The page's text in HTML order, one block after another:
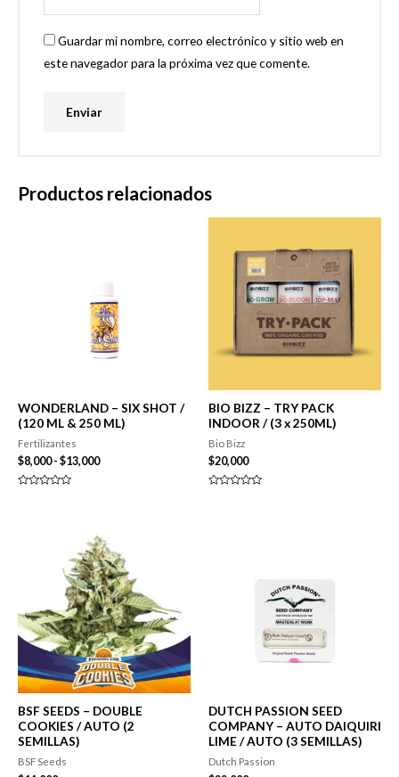
Guardar mi nombre, correo electrónico y sitio web en
este navegador para la próxima vez que comente.
Productos relacionados
WONDERLAND – SIX SHOT /
(120 ML & 250 ML)
Fertilizantes
$8,000 - $13,000Rango
$13,000
BIO BIZZ – TRY PACK
INDOOR / (3 x 250ML)
Bio Bizz
$20,000
BSF SEEDS – DOUBLE
COOKIES / AUTO (2
SEMILLAS)
BSF Seeds
DUTCH PASSION SEED
COMPANY – AUTO DAIQUIRI
LIME / AUTO (3 SEMILLAS)
Dutch Passion